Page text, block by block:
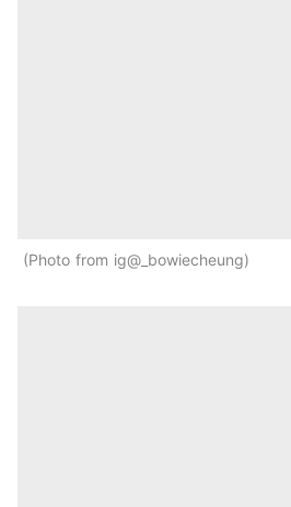
Photo from ig@_bowiecheung